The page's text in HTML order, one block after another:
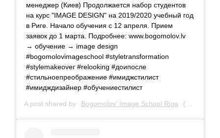
менеджер (Киев) Продолжается набор студентов
на курс "IMAGE DESIGN" на 2019/2020 учебный год
в Риге. Начало обучения с 12 апреля. Прием
заявок до 1 марта. Подробнее: www.bogomolov.lv
→ обучение → image design
#bogomolovimageschool #styletransformation
#stylemakeover #relooking #доипосле
#стильноепреображение #имиджстилист
#имидждизайнер #обучениестилист
A post shared by Bogomolov' Image School Riga (@bogomolov_image_school) on